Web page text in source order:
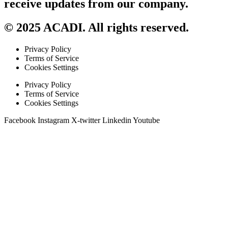
receive updates from our company.
© 2025 ACADI. All rights reserved.
Privacy Policy
Terms of Service
Cookies Settings
Privacy Policy
Terms of Service
Cookies Settings
Facebook Instagram X-twitter Linkedin Youtube